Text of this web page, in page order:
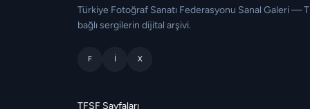
Türkiye Fotoğraf Sanatı Federasyonu Sanal Galeri —
bağlı sergilerin dijital arşivi.
F I X
TFSF Sayfaları